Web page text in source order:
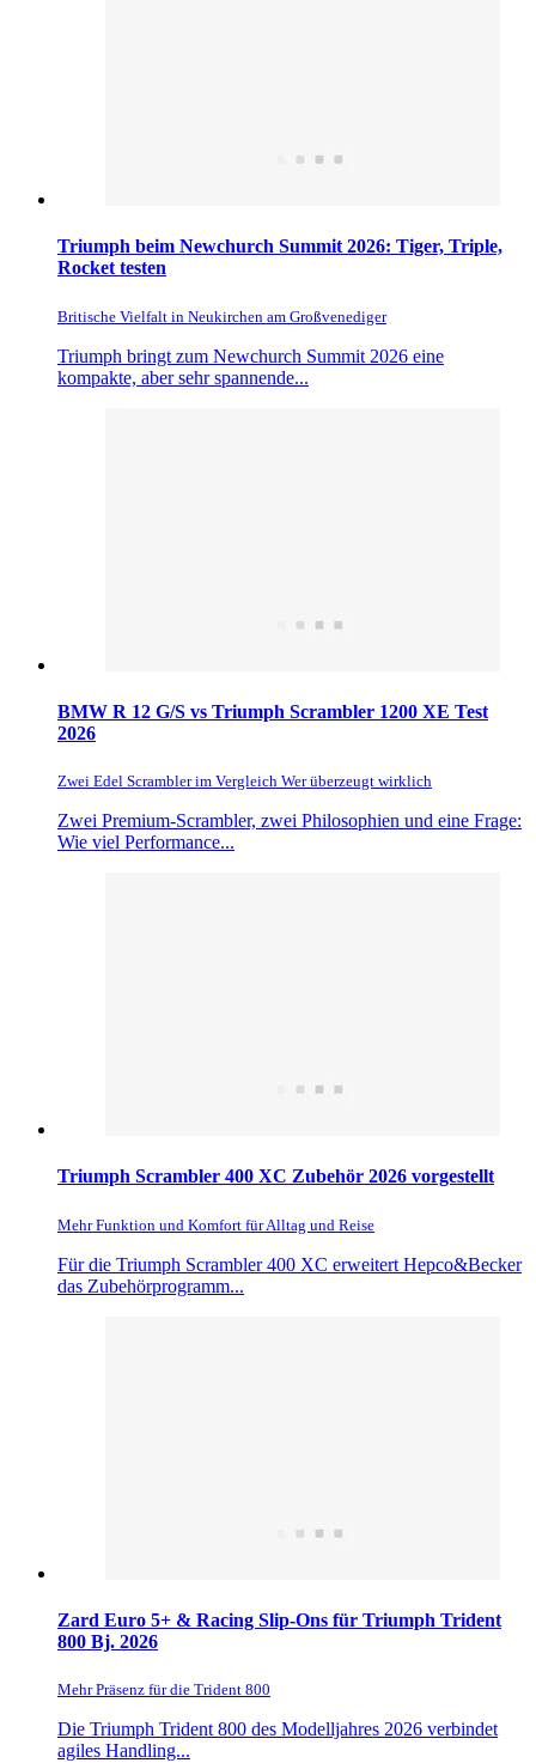
Triumph beim Newchurch Summit 2026: Tiger, Triple,
Rocket testen
Britische Vielfalt in Neukirchen am Großvenediger
Triumph bringt zum Newchurch Summit 2026 eine
kompakte, aber sehr spannende...
BMW R 12 G/S vs Triumph Scrambler 1200 XE Test
2026
Zwei Edel Scrambler im Vergleich Wer überzeugt wirklich
Zwei Premium-Scrambler, zwei Philosophien und eine Frage:
Wie viel Performance...
Triumph Scrambler 400 XC Zubehör 2026 vorgestellt
Mehr Funktion und Komfort für Alltag und Reise
Für die Triumph Scrambler 400 XC erweitert Hepco&Becker
das Zubehörprogramm...
Zard Euro 5+ & Racing Slip-Ons für Triumph Trident
800 Bj. 2026
Mehr Präsenz für die Trident 800
Die Triumph Trident 800 des Modelljahres 2026 verbindet
agiles Handling...